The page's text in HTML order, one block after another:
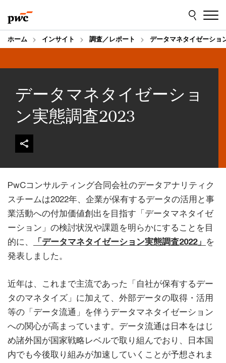
to
content
to
footer
ホーム インサイト 調査／レポート データマネタイゼーショ
データマネタイゼーショ
ン実態調査2023
PwCコンサルティング合同会社のデータアナリティク
スチームは2022年、企業が保有するデータの活用と事
業活動への付加価値創出を目指す「データマネタイゼ
ーション」の検討状況や課題を明らかにすることを目
的に、
「データマネタイゼーション実態調査2022」 を
発表しました。
近年は、これまで主流であった「自社が保有するデー
タのマネタイズ」に加えて、外部データの取得・活用
等の「データ流通」を伴うデータマネタイゼーション
への関心が高まっています。データ流通は日本をはじ
め諸外国が国家戦略レベルで取り組んでおり、日本国
内でも今後取り組みが加速していくことが予想されま